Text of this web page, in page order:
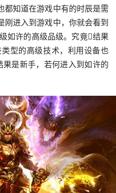
都知道在游戏中有的时辰是需
刚进入到游戏中，你就会看到
如许的高级品级。究竟结果
型的高级技术，利用设备也
是新手，若何进入到如许的